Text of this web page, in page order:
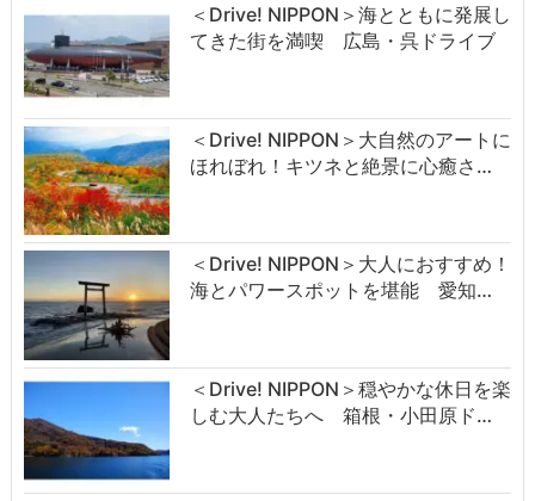
＜Drive! NIPPON＞海とともに発展し
てきた街を満喫 広島・呉ドライブ
＜Drive! NIPPON＞大自然のアートに
ほれぼれ！キツネと絶景に心癒さ…
＜Drive! NIPPON＞大人におすすめ！
海とパワースポットを堪能 愛知…
＜Drive! NIPPON＞穏やかな休日を楽
しむ大人たちへ 箱根・小田原ド…